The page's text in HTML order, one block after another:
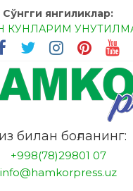
Сўнгги янгиликлар:
КУНЛАРИМ
АНА ЭНДИ
ТАН БЕРИНГЛАР!
МЕҲР ОРҚАЛИ ШИФО
ИШЛАШ
ЭРИШИШ ЎЗ
билан боғланинг:
+998(78)29801 07
info@hamkorpress.uz